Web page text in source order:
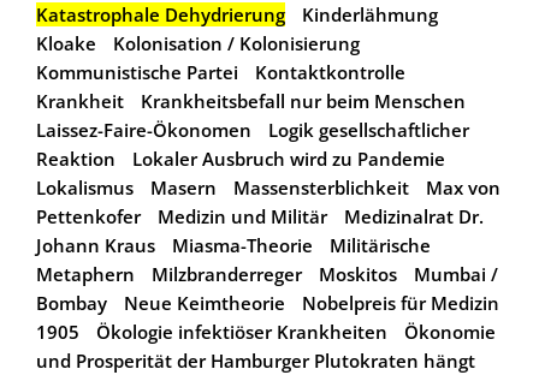
Katastrophale Dehydrierung
Kinderlähmung
Kloake
Kolonisation / Kolonisierung
Kommunistische Partei
Kontaktkontrolle
Krankheit
Krankheitsbefall nur beim Menschen
Laissez-Faire-Ökonomen
Logik gesellschaftlicher
Reaktion
Lokaler Ausbruch wird zu Pandemie
Lokalismus
Masern Massensterblichkeit
Max von
Pettenkofer
Medizin und Militär
Medizinalrat Dr.
Johann Kraus
Miasma-Theorie
Militärische
Metaphern
Milzbranderreger Moskitos
Mumbai /
Bombay
Neue Keimtheorie
Nobelpreis für Medizin
1905
Ökologie infektiöser Krankheiten
Ökonomie
und Prosperität der Hamburger Plutokraten hängt